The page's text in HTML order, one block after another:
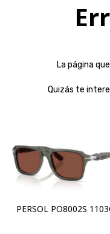
La página
Quizás te
PERSOL PO8002S